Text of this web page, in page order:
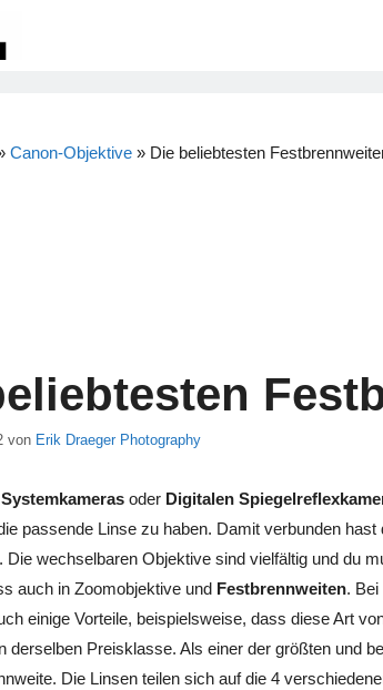
Canon-Objektive » Die beliebtesten
von Erik Draeger Photography
Systemkameras oder Digitalen
passende Linse zu haben. Damit verbunden
Die wechselbaren Objektive sind vielfältig und du
auch in Zoomobjektive und Festbrennweiten.
einige Vorteile, beispielsweise, dass diese Art
derselben Preisklasse. Als einer der größten und
Die Linsen teilen sich auf die 4